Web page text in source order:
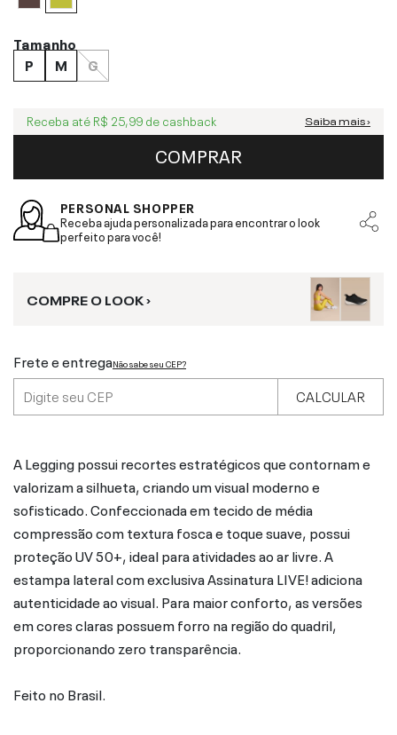
Tamanho
P
M G
Receba até R$ 25,99 de cashback Saiba mais ›
COMPRAR
PERSONAL SHOPPER
Receba ajuda personalizada para encontrar o look
perfeito para você!
COMPRE O LOOK ›
Frete e entregaNão sabe seu CEP?
CALCULAR
A Legging possui recortes estratégicos que contornam e
valorizam a silhueta, criando um visual moderno e
sofisticado. Confeccionada em tecido de média
compressão com textura fosca e toque suave, possui
proteção UV 50+, ideal para atividades ao ar livre. A
estampa lateral com exclusiva Assinatura LIVE! adiciona
autenticidade ao visual. Para maior conforto, as versões
em cores claras possuem forro na região do quadril,
proporcionando zero transparência.
Feito no Brasil.